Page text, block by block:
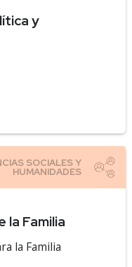
y
la Familia
la Familia